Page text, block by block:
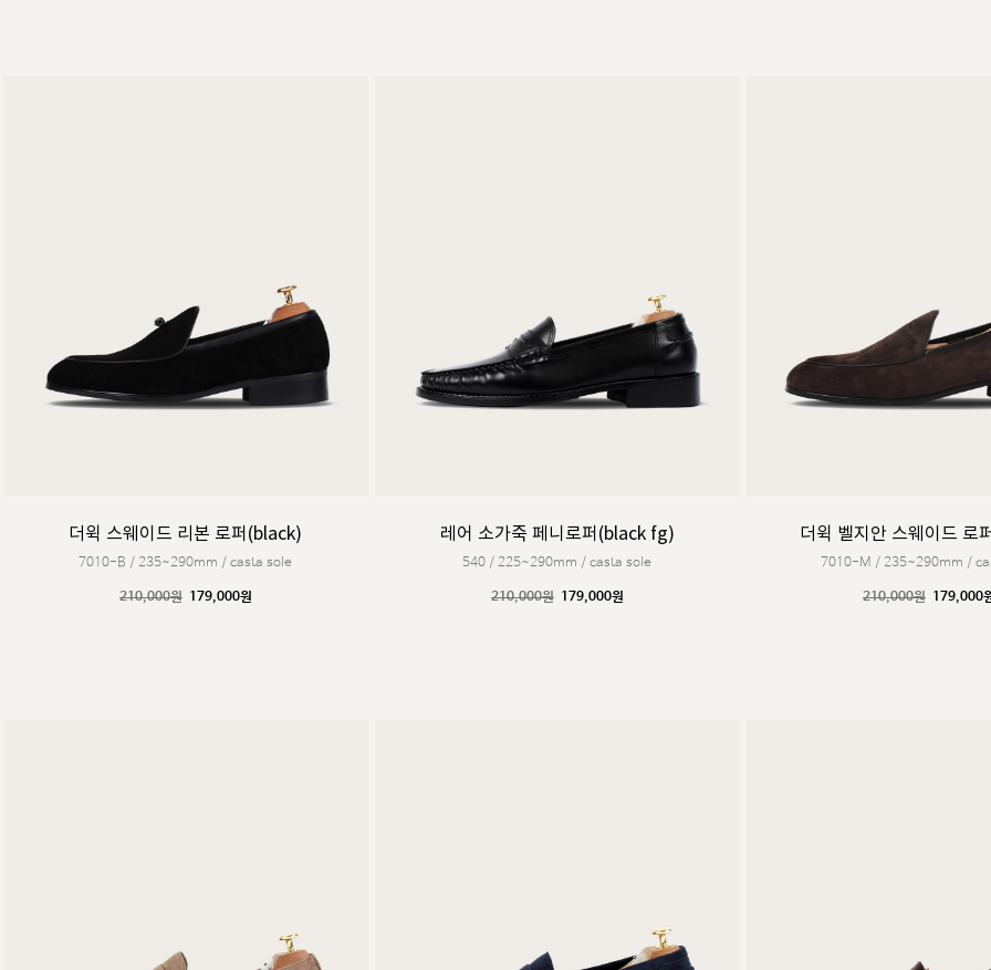
더윅 스웨이드 리본 로퍼(black)
7010-B / 235~290mm / casta sole
210,000원 179,000원
레어 소가죽 페니로퍼(black fg)
540 / 225~290mm / casta sole
210,000원 179,000원
더윅 벨지안 스웨이드 로
7010-M / 235~290mm /
210,000원 179,000